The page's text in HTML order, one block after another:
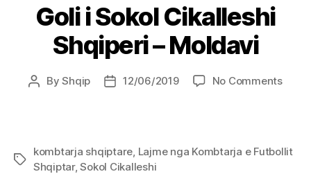
Goli i Sokol Cikalleshi
Shqiperi – Moldavi
PostByShqip
Post12/06/2019 No Commentson
Tags
kombtarja shqiptare, Lajme nga Kombtarja e Futbollit
Shqiptar,Sokol Cikalleshi